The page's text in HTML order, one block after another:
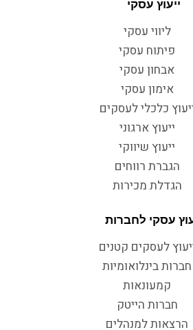
ייעוץ עסקי
ליווי עסקי
פיתוח עסקי
אבחון עסקי
אימון עסקי
כלכלי לעסקים
ייעוץ ארגוני
ייעוץ שיווקי
הגברת רווחים
הגדלת מכירות
עסקי לחברות
לעסקים קטנים
חברות בינלואומיות
קמעונאות
חברות הייטק
הרצאות למנהלים